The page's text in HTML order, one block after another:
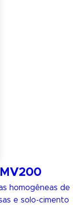
homogêneas de
e solo-cimento